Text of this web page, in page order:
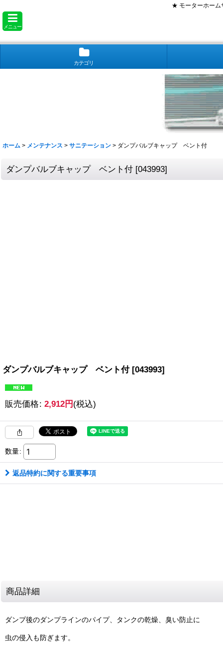
★ モーターホーム
メニュー
カテゴリ
ホーム > メンテナンス > サニテーション > ダンプバルブキャップ ベント付
ダンプバルブキャップ ベント付 [043993]
ダンプバルブキャップ ベント付 [043993]
販売価格: 2,912円 (税込)
数量:
返品特約に関する重要事項
商品詳細
ダンプ後のダンプラインのパイプ、タンクの乾燥、臭い防止に
虫の侵入も防ぎます。